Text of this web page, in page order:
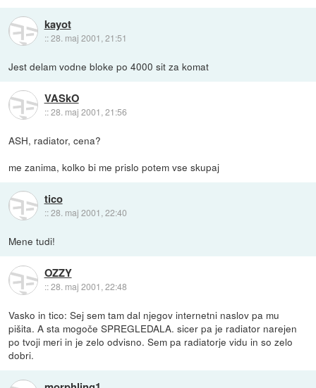
kayot
::28. maj 2001, 21:51
Jest delam vodne bloke po 4000 sit za komat
VASkO
::28. maj 2001, 21:56
ASH, radiator, cena?
me zanima, kolko bi me prislo potem vse skupaj
tico
::28. maj 2001, 22:40
Mene tudi!
OZZY
::28. maj 2001, 22:48
Vasko in tico: Sej sem tam dal njegov internetni naslov pa mu
pišita. A sta mogoče SPREGLEDALA. sicer pa je radiator narejen
po tvoji meri in je zelo odvisno. Sem pa radiatorje vidu in so zelo
dobri.